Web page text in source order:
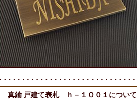
真鍮 戸建て表札 ｈ－１００１について